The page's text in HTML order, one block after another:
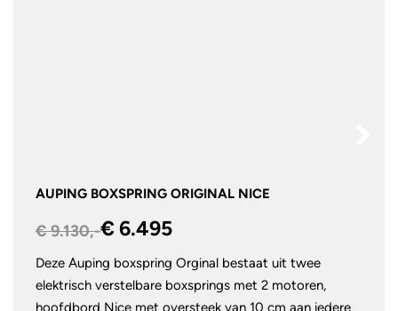
AUPING BOXSPRING ORIGINAL NICE
€ 9.130,-€ 6.495
Deze Auping boxspring Orginal bestaat uit twee
elektrisch verstelbare boxsprings met 2 motoren,
hoofdbord Nice met oversteek van 10 cm aan iedere